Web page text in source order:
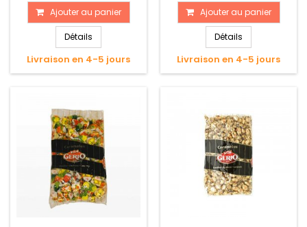
Ajouter au panier
Détails
Livraison en 4-5 jours
Ajouter au panier
Détails
Livraison en 4-5 jours